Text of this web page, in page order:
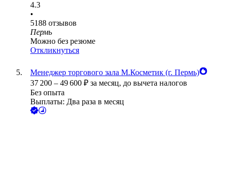
4.3
•
5188 отзывов
Пермь
Можно без резюме
Откликнуться
Менеджер торгового зала М.Косметик (г. Пермь)
37 200 – 49 600 ₽ за месяц, до вычета налогов
Без опыта
Выплаты: Два раза в месяц